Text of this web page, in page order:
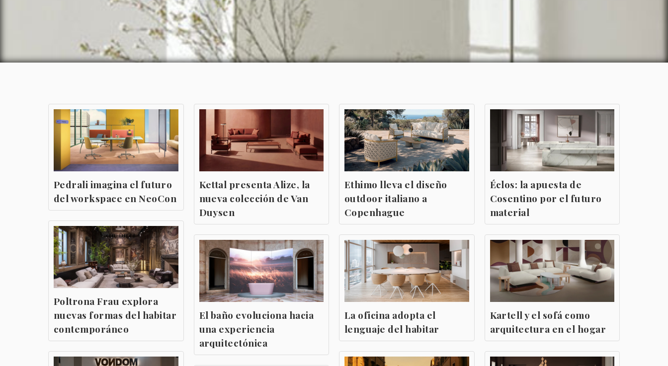
Pedrali imagina el futuro
del workspace en NeoCon
Kettal presenta Alize, la
nueva colección de Van
Duysen
Ethimo lleva el diseño
outdoor italiano a
Copenhague
Éclos: la apuesta de
Cosentino por el futuro
material
Poltrona Frau explora
nuevas formas del habitar
contemporáneo
El baño evoluciona hacia
una experiencia
arquitectónica
La oficina adopta el
lenguaje del habitar
Kartell y el sofá como
arquitectura en el hogar